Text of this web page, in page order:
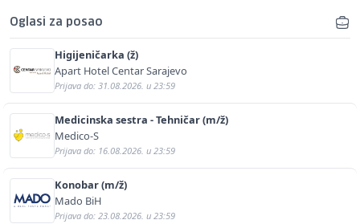
Oglasi za posao
Higijeničarka (ž)
Apart Hotel Centar Sarajevo
Prijava do: 31.08.2026. u 23:59
Medicinska sestra - Tehničar (m/ž)
Medico-S
Prijava do: 16.08.2026. u 23:59
Konobar (m/ž)
Mado BiH
Prijava do: 23.08.2026. u 23:59